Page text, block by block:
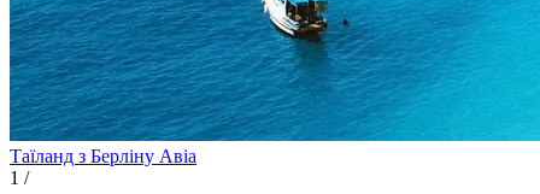
Таїланд з Берліну Авіа
1 /